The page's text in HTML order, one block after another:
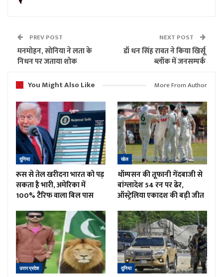
PREV POST
मनमोहन, सोनिया ने लता के
निधन पर जताया शोक
NEXT POST
डॉ धन सिंह रावत ने किया खिर्सू
ब्लॉक में जनसम्पर्क
You Might Also Like
More From Author
दुनिया
रूस से तेल खरीदना भारत को पड़
सकता है भारी, अमेरिका में
100% टैरिफ वाला बिल पास
खेल
थॉम्पसन की तूफानी गेंदबाजी से
बांग्लादेश 54 रन पर ढेर,
ऑस्ट्रेलिया एकादश की बड़ी जीत
उत्तर प्रदेश दुनिया